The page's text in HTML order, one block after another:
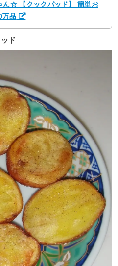
☆ 【クックパッド】 簡単お
万品
ド